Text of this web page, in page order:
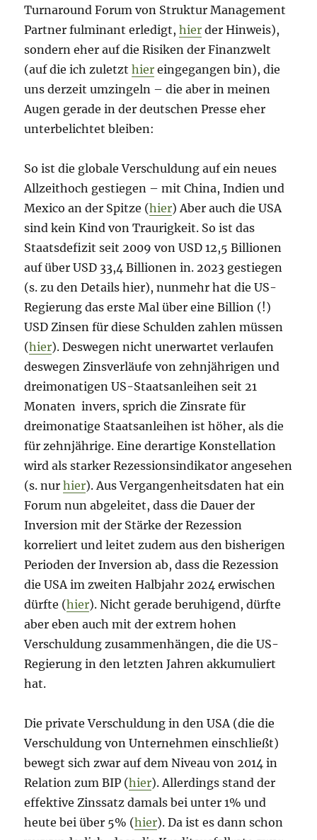
Turnaround Forum von Struktur Management
Partner fulminant erledigt,hier der Hinweis),
sondern eher auf die Risiken der Finanzwelt
(auf die ich zuletzthier eingegangen bin), die
uns derzeit umzingeln – die aber in meinen
Augen gerade in der deutschen Presse eher
unterbelichtet bleiben:
So ist die globale Verschuldung auf ein neues
Allzeithoch gestiegen – mit China, Indien und
Mexico an der Spitze (hier) Aber auch die USA
sind kein Kind von Traurigkeit. So ist das
Staatsdefizit seit 2009 von USD 12,5 Billionen
auf über USD 33,4 Billionen in. 2023 gestiegen
(s. zu den Details hier), nunmehr hat die US-
Regierung das erste Mal über eine Billion (!)
USD Zinsen für diese Schulden zahlen müssen
(hier). Deswegen nicht unerwartet verlaufen
deswegen Zinsverläufe von zehnjährigen und
dreimonatigen US-Staatsanleihen seit 21
Monaten invers, sprich die Zinsrate für
dreimonatige Staatsanleihen ist höher, als die
für zehnjährige. Eine derartige Konstellation
wird als starker Rezessionsindikator angesehen
(s. nurhier). Aus Vergangenheitsdaten hat ein
Forum nun abgeleitet, dass die Dauer der
Inversion mit der Stärke der Rezession
korreliert und leitet zudem aus den bisherigen
Perioden der Inversion ab, dass die Rezession
die USA im zweiten Halbjahr 2024 erwischen
dürfte (hier). Nicht gerade beruhigend, dürfte
aber eben auch mit der extrem hohen
Verschuldung zusammenhängen, die die US-
Regierung in den letzten Jahren akkumuliert
hat.
Die private Verschuldung in den USA (die die
Verschuldung von Unternehmen einschließt)
bewegt sich zwar auf dem Niveau von 2014 in
Relation zum BIP (hier). Allerdings stand der
effektive Zinssatz damals bei unter 1% und
heute bei über 5% (hier). Da ist es dann schon